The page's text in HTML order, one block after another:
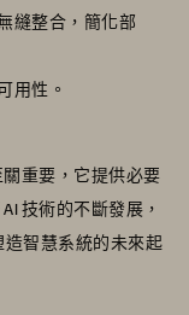
縫整合，簡化部
用性。
重要，它提供必要
技術的不斷發展，
造智慧系統的未來起